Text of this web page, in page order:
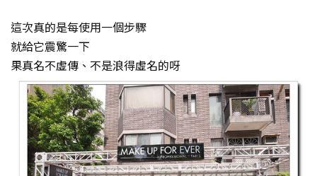
這次真的是每使用一個步驟
就給它震驚一下
果真名不虛傳、不是浪得虛名的呀